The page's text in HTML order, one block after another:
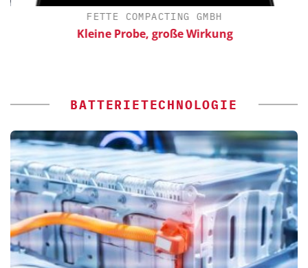
FETTE COMPACTING GMBH
Kleine Probe, große Wirkung
BATTERIETECHNOLOGIE